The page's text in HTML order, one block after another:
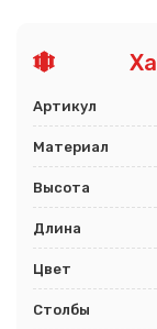
Артикул
Материал
Высота
Длина
Цвет
Столбы